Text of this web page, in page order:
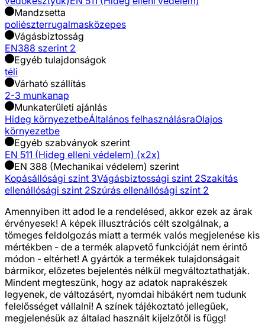
Mandzsetta
poliészterrugalmasközepes
Vágásbiztosság
EN388 szerint 2
Egyéb tulajdonságok
téli
Várható szállítás
2-3 munkanap
Munkaterületi ajánlás
Hideg környezetbeÁltalános felhasználásraOlajos
környezetbe
Egyéb szabványok szerint
EN 511 (Hideg elleni védelem) (x2x)
EN 388 (Mechanikai védelem) szerint
Kopásállósági szint 3Vágásbiztossági szint 2Szakítás
ellenállósági szint 2Szúrás ellenállósági szint 2
Amennyiben itt adod le a rendelésed, akkor ezek az árak
érvényesek! A képek illusztrációs célt szolgálnak, a
tömeges feldolgozás miatt a termék valós megjelenése kis
mértékben - de a termék alapvető funkcióját nem érintő
módon - eltérhet! A gyártók a termékek tulajdonságait
bármikor, előzetes bejelentés nélkül megváltoztathatják.
Mindent megteszünk, hogy az adatok naprakészek
legyenek, de változásért, nyomdai hibákért nem tudunk
felelősséget vállalni! A színek tájékoztató jellegűek,
megjelenésük az általad használt kijelzőtől is függ!